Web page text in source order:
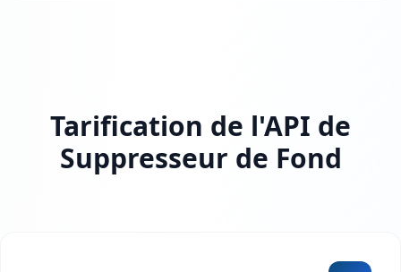
Tarification de l'API de
Suppresseur de Fond